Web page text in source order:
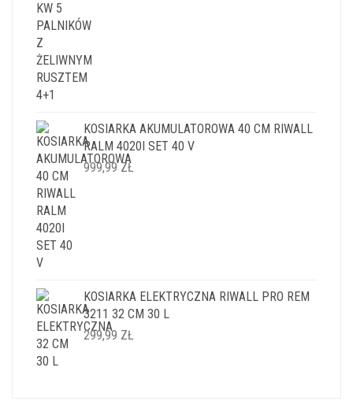
KOSIARKA AKUMULATOROWA 40 CM RIWALL
RALM 4020I SET 40 V
999,99ZŁ
KOSIARKA ELEKTRYCZNA RIWALL PRO REM
3211 32 CM 30 L
299,99 ZŁ